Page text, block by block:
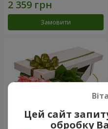
Замовити
Цей сайт
обробку